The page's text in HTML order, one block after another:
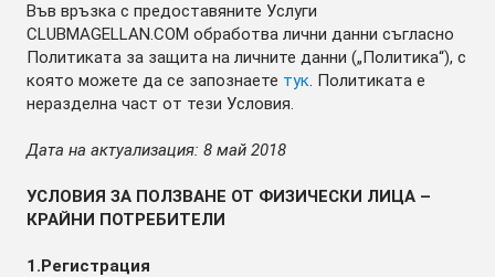
Във връзка с предоставяните Услуги
CLUBMAGELLAN.COM обработва лични данни съгласно
Политиката за защита на личните данни („Политика“), с
която можете да се запознаете тук. Политиката е
неразделна част от тези Условия.
Дата на актуализация: 8 май 2018
УСЛОВИЯ ЗА ПОЛЗВАНЕ ОТ ФИЗИЧЕСКИ ЛИЦА –
КРАЙНИ ПОТРЕБИТЕЛИ
1.Регистрация